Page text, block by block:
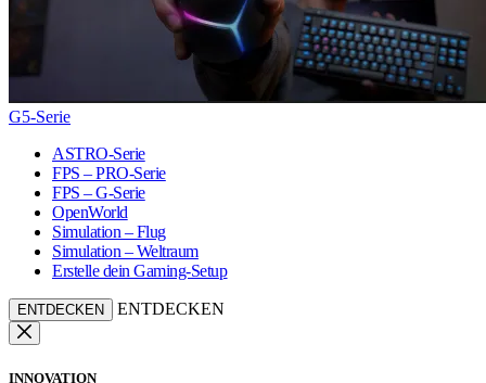
G5-Serie
ASTRO-Serie
FPS – PRO-Serie
FPS – G-Serie
OpenWorld
Simulation – Flug
Simulation – Weltraum
Erstelle dein Gaming-Setup
ENTDECKEN ENTDECKEN
INNOVATION